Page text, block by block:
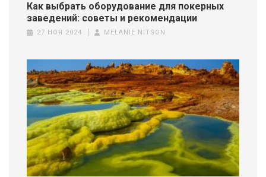
Как выбрать оборудование для покерных
заведений: советы и рекомендации
27 НОЯ 2024 MELANIE NITSON